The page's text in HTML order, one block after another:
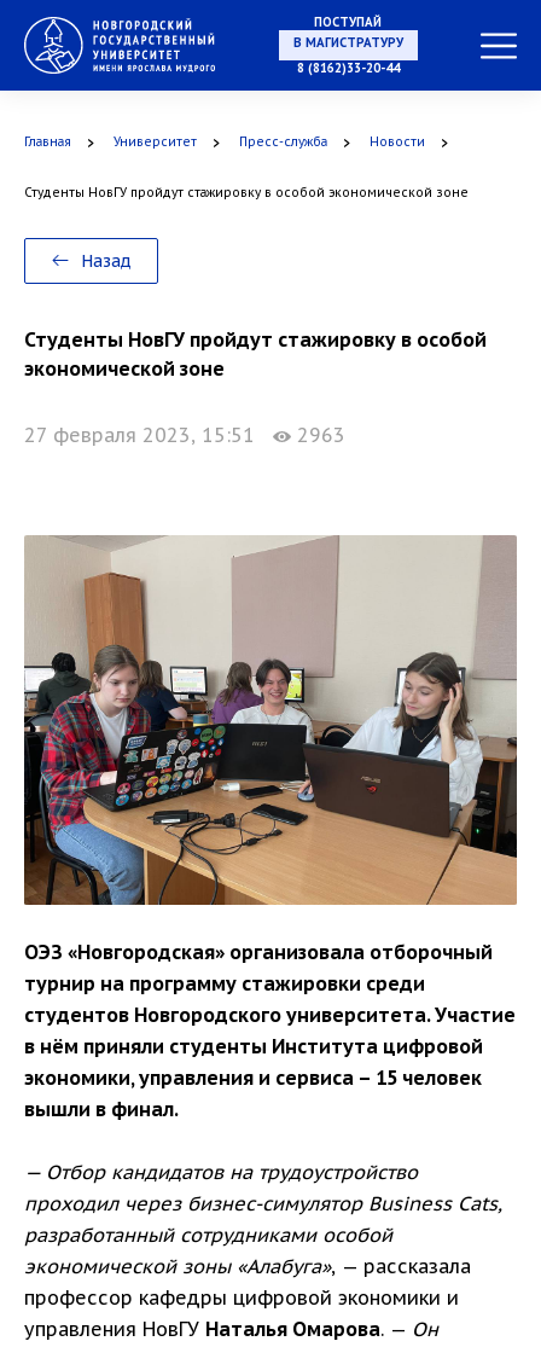
ПОСТУПАЙ
В МАГИСТРАТУРУ
8 (8162)33-20-44
Главная Университет Пресс-служба Новости
Студенты НовГУ пройдут стажировку в особой экономической зоне
Назад
Студенты НовГУ пройдут стажировку в особой
экономической зоне
27 февраля 2023, 15:51 2963
ОЭЗ «Новгородская» организовала отборочный
турнир на программу стажировки среди
студентов Новгородского университета. Участие
в нём приняли студенты Института цифровой
экономики, управления и сервиса – 15 человек
вышли в финал.
— Отбор кандидатов на трудоустройство
проходил через бизнес-симулятор Business Cats,
разработанный сотрудниками особой
экономической зоны «Алабуга», — рассказала
профессор кафедры цифровой экономики и
управления НовГУ Наталья Омарова. — Он